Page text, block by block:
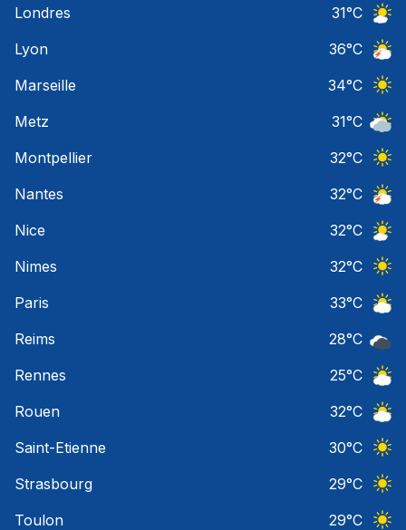
Londres
31°C
Lyon
36°C
Marseille
34°C
Metz
31°C
Montpellier
32°C
Nantes
32°C
Nice
32°C
Nimes
32°C
Paris
33°C
Reims
28°C
Rennes
25°C
Rouen
32°C
Saint-Etienne
30°C
Strasbourg
29°C
Toulon
29°C